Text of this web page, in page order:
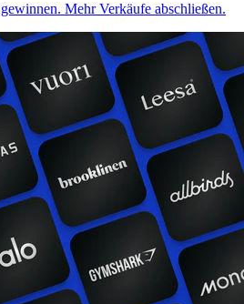
Mehr Verkäufe abschließen.